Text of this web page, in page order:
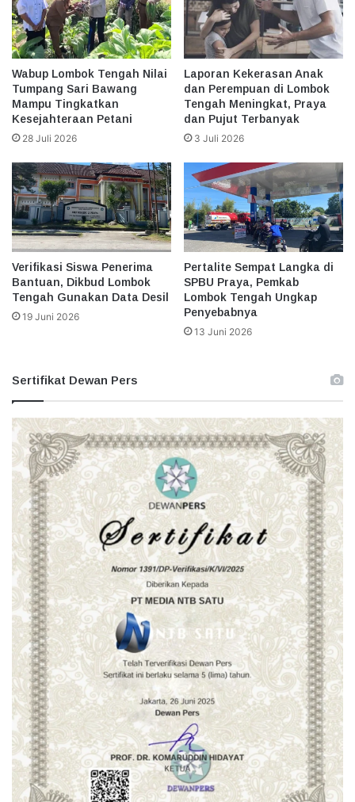
Wabup Lombok Tengah Nilai
Tumpang Sari Bawang
Mampu Tingkatkan
Kesejahteraan Petani
28 Juli 2026
Laporan Kekerasan Anak
dan Perempuan di Lombok
Tengah Meningkat, Praya
dan Pujut Terbanyak
3 Juli 2026
Verifikasi Siswa Penerima
Bantuan, Dikbud Lombok
Tengah Gunakan Data Desil
19 Juni 2026
Pertalite Sempat Langka di
SPBU Praya, Pemkab
Lombok Tengah Ungkap
Penyebabnya
13 Juni 2026
Sertifikat Dewan Pers